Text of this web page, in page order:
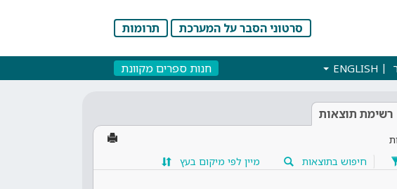
סרטוני הסבר על המערכת תרומות
ENGLISH חנות ספרים מקוונת
רשימת תוצאות
חיפוש בתוצאות מיין לפי מיקום בעץ